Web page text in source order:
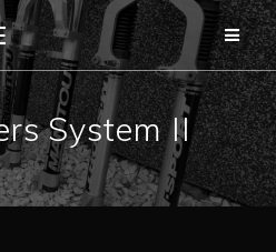
Przejdź
do
treści
System II